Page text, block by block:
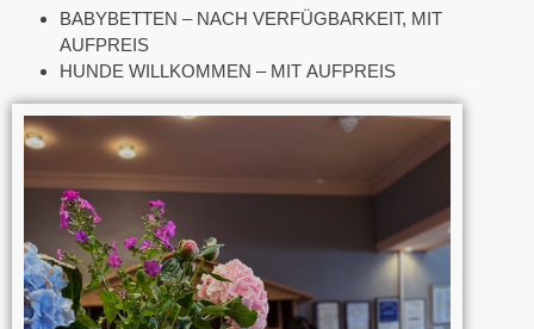
BABYBETTEN – NACH VERFÜGBARKEIT, MIT
AUFPREIS
HUNDE WILLKOMMEN – MIT AUFPREIS